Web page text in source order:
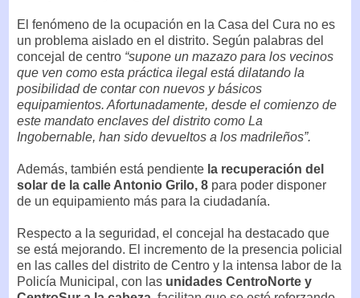
El fenómeno de la ocupación en la Casa del Cura no es
un problema aislado en el distrito. Según palabras del
concejal de centro “supone un mazazo para los vecinos
que ven como esta práctica ilegal está dilatando la
posibilidad de contar con nuevos y básicos
equipamientos. Afortunadamente, desde el comienzo de
este mandato enclaves del distrito como La
Ingobernable, han sido devueltos a los madrileños”.
Además, también está pendiente la recuperación del
solar de la calle Antonio Grilo, 8 para poder disponer
de un equipamiento más para la ciudadanía.
Respecto a la seguridad, el concejal ha destacado que
se está mejorando. El incremento de la presencia policial
en las calles del distrito de Centro y la intensa labor de la
Policía Municipal, con las unidades CentroNorte y